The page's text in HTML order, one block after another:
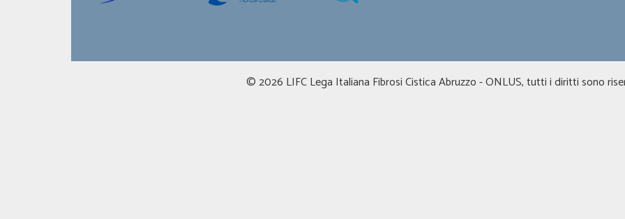
© 2026 LIFC Lega Italiana Fibrosi Cistica Abruzzo - ONLUS, tutti i diritti sono